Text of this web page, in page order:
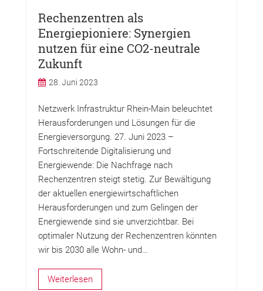
Rechenzentren als
Energiepioniere: Synergien
nutzen für eine CO2-neutrale
Zukunft
28. Juni 2023
Netzwerk Infrastruktur Rhein-Main beleuchtet
Herausforderungen und Lösungen für die
Energieversorgung. 27. Juni 2023 –
Fortschreitende Digitalisierung und
Energiewende: Die Nachfrage nach
Rechenzentren steigt stetig. Zur Bewältigung
der aktuellen energiewirtschaftlichen
Herausforderungen und zum Gelingen der
Energiewende sind sie unverzichtbar. Bei
optimaler Nutzung der Rechenzentren könnten
wir bis 2030 alle Wohn- und…
Weiterlesen